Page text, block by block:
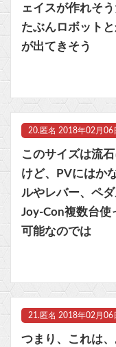
ェイスが作れそう
たぶんロボット
が出てきそう
20. 匿名 2018年02月06
このサイズは流
けど、PVにはか
ルやレバー、ペ
Joy-Con複数台使
可能なのでは
21. 匿名 2018年02月06
つまり、これは